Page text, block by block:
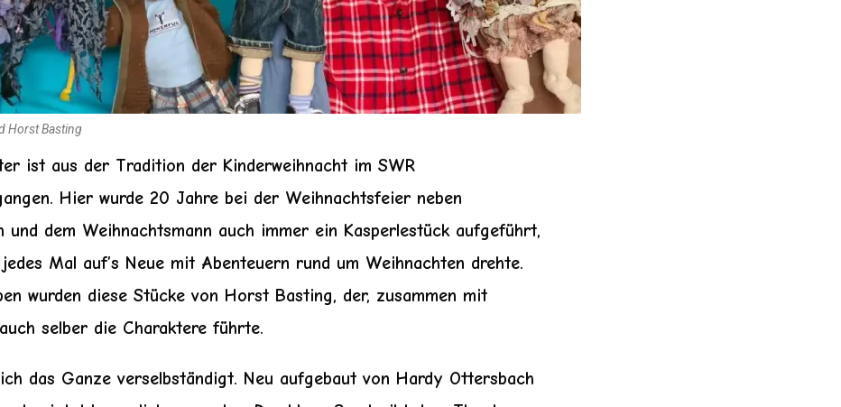
Horst Basting
ist aus der Tradition der Kinderweihnacht im SWR
Hier wurde 20 Jahre bei der Weihnachtsfeier neben
und dem Weihnachtsmann auch immer ein Kasperlestück aufgeführt,
Mal auf’s Neue mit Abenteuern rund um Weihnachten drehte.
wurden diese Stücke von Horst Basting, der, zusammen mit
selber die Charaktere führte.
das Ganze verselbständigt. Neu aufgebaut von Hardy Ottersbach